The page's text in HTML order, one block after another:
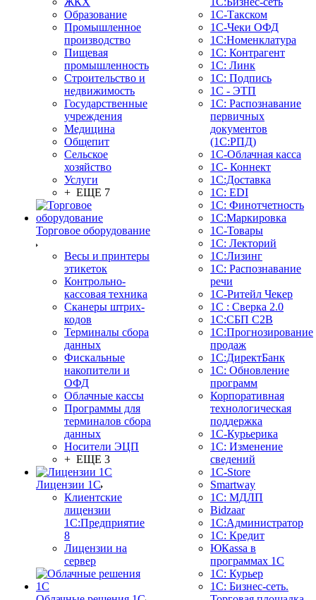
Образование
Промышленное
производство
Пищевая
промышленность
Строительство и
недвижимость
Государственные
учреждения
Медицина
Общепит
Сельское
хозяйство
Услуги
+ ЕЩЕ 7
Торговое оборудование
Весы и принтеры
этикеток
Контрольно-
кассовая техника
Сканеры штрих-
кодов
Терминалы сбора
данных
Фискальные
накопители и
ОФД
Облачные кассы
Программы для
терминалов сбора
данных
Носители ЭЦП
+ ЕЩЕ 3
Лицензии 1С
Клиентские
лицензии
1С:Предприятие
8
Лицензии на
сервер
1С-Такском
1С-Чеки ОФД
1С:Номенклатура
1С: Контрагент
1С: Линк
1С: Подпись
1С - ЭТП
1С: Распознавание
первичных
документов
(1С:РПД)
1С-Облачная касса
1С- Коннект
1С:Доставка
1С: EDI
1С: Финотчетность
1С:Маркировка
1С-Товары
1С: Лекторий
1С:Лизинг
1С: Распознавание
речи
1C-Ритейл Чекер
1С : Сверка 2.0
1С:СБП C2B
1С:Прогнозирование
продаж
1С:ДиректБанк
1С: Обновление
программ
Корпоративная
технологическая
поддержка
1С-Курьерика
1С: Изменение
сведений
1C-Store
Smartway
1С: МДЛП
Bidzaar
1С:Администратор
1С: Кредит
ЮКаssа в
программах 1С
1С: Курьер
1С: Бизнес-сеть.